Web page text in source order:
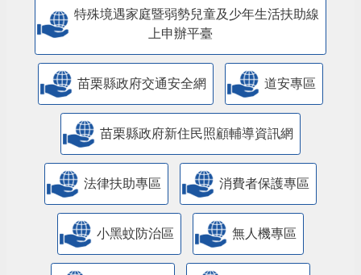
特殊境遇家庭暨弱勢兒童及少年生活扶助線
上申辦平臺
苗栗縣政府交通安全網 道安專區
苗栗縣政府新住民照顧輔導資訊網
法律扶助專區 消費者保護專區
小黑蚊防治區 無人機專區